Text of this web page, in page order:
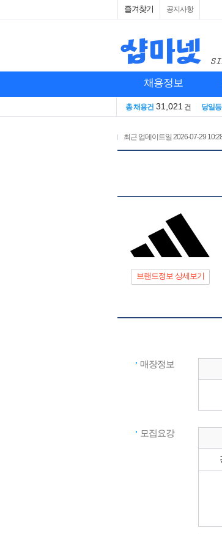
즐겨찾기 공지사항
채용정보
총 채용건 31,021 건 당일
최근 업데이트일 2026-07-29
브랜드정보 상세보기
매장정보
모집요강